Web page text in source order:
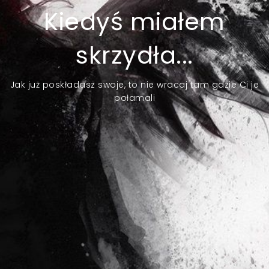
Kiedyś miałem
skrzydła...
Jak już poskładasz swoje, to nie wracaj tam gdzie Ci je
połamali